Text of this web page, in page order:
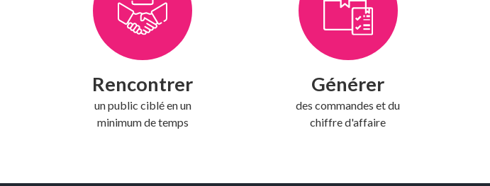
Rencontrer
un public ciblé en un
minimum de temps
Générer
des commandes et du
chiffre d'affaire